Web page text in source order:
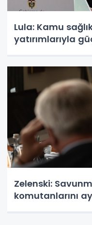
Lula: Kamu
yatırımlarıyla
Zelenski:
komutanlarını